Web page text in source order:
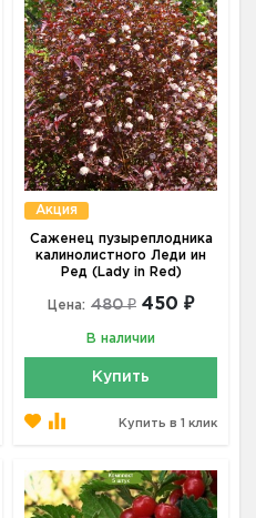
Акция
Саженец пузыреплодника
калинолистного Леди ин
Ред (Lady in Red)
Цена: 480 ₽ 450 ₽
В наличии
Купить
Купить в 1 клик